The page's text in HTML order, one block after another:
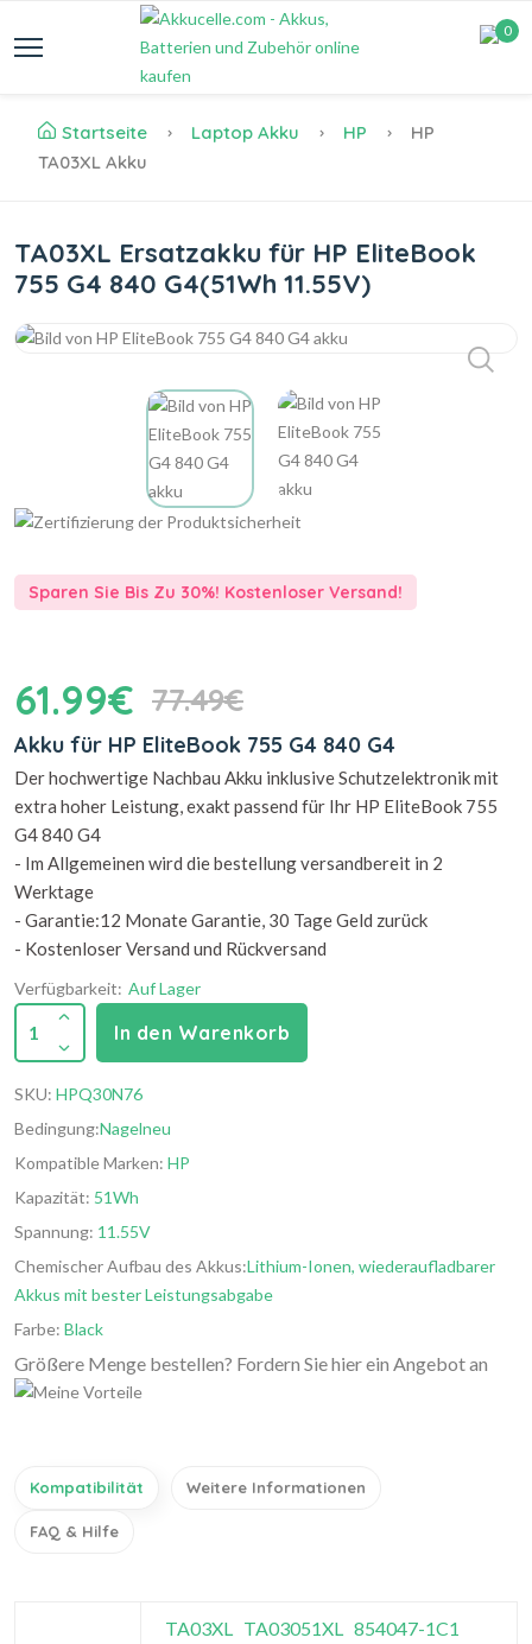
0
Startseite Laptop Akku HP
HP
TA03XL Akku
TA03XL Ersatzakku für HP EliteBook
755 G4 840 G4(51Wh 11.55V)
Sparen Sie Bis Zu 30%! Kostenloser Versand!
61.99€ 77.49€
Akku für HP EliteBook 755 G4 840 G4
Der hochwertige Nachbau Akku inklusive Schutzelektronik mit
extra hoher Leistung, exakt passend für Ihr HP EliteBook 755
G4 840 G4
- Im Allgemeinen wird die bestellung versandbereit in 2
Werktage
- Garantie:12 Monate Garantie, 30 Tage Geld zurück
- Kostenloser Versand und Rückversand
Verfügbarkeit: Auf Lager
1 In den Warenkorb
SKU: HPQ30N76
Bedingung:Nagelneu
Kompatible Marken: HP
Kapazität: 51Wh
Spannung: 11.55V
Chemischer Aufbau des Akkus:Lithium-Ionen, wiederaufladbarer
Akkus mit bester Leistungsabgabe
Farbe: Black
Größere Menge bestellen? Fordern Sie hier ein Angebot an
Kompatibilität Weitere Informationen
FAQ & Hilfe
TA03XL TA03051XL 854047-1C1